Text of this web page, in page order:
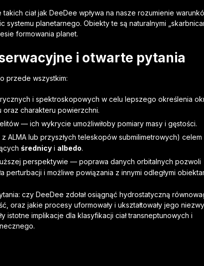
ciał jak DeeDee wpływa na nasze rozumienie
systemu planetarnego. Obiekty te są naturalnymi
formowania planet.
i otwarte pytania
przede wszystkim:
i spektroskopowych w celu lepszego określenia
oraz charakteru powierzchni.
— ich wykrycie umożliwiłoby pomiary masy i gęstości.
ALMA lub przyszłych teleskopów submilimetrowych) celem
średnicyi albedo.
perspektywie — poprawa danych orbitalnych pozwoli
perturbacji i możliwe powiązania z innymi odległymi
czy DeeDee zdołał osiągnąć hydrostatyczną
oraz jakie procesy uformowały i ukształtowały jego
istotne implikacje dla klasyfikacji ciał transneptunowych i